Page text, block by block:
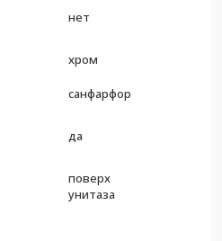
нет
хром
санфарфор
да
поверх
унитаза